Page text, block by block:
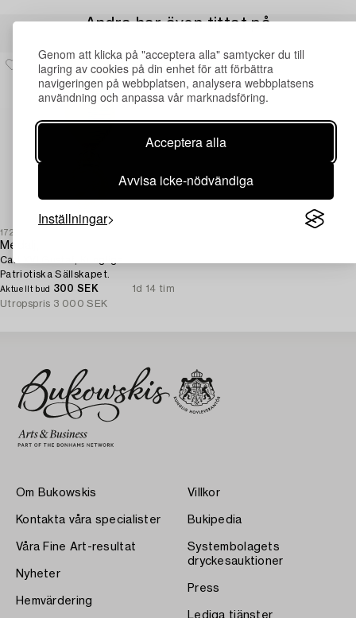
Genom att klicka på "acceptera alla" samtycker du till
lagring av cookies på din enhet för att förbättra
navigeringen på webbplatsen, analysera webbplatsens
användning och anpassa vår marknadsföring.
Acceptera alla
Avvisa icke-nödvändiga
Inställningar
Andra har även tittat på
1727703
Medalj,
Carl XVI Gustaf, Kungliga
Patriotiska Sällskapet.
Aktuellt bud 300 SEK
1d 14 tim
Utropspris 3 000 SEK
Om Bukowskis
Kontakta våra specialister
Våra Fine Art-resultat
Nyheter
Hemvärdering
Villkor
Bukipedia
Systembolagets
dryckesauktioner
Press
Lediga tjänster